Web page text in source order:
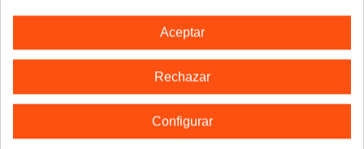
Aceptar
Rechazar
Configurar